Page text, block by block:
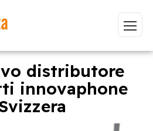
Vai
distributore
innovaphone